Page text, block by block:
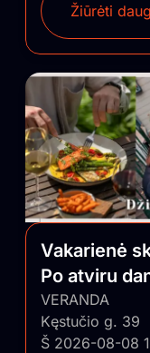
Žiūrėti
Vakarienė
Po atviru
VERANDA
Kęstučio g. 39
Š 2026-08-08